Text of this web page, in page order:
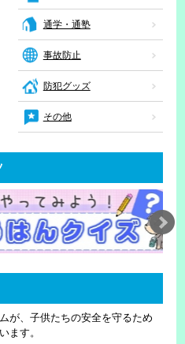
通学・通塾
事故防止
防犯グッズ
その他
が、子供たちの安全を守るため
ます。